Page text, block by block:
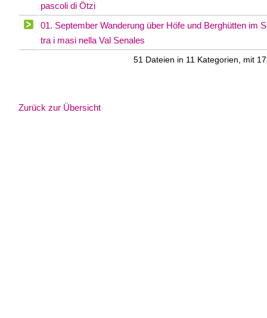
pascoli di Ötzi
01. September Wanderung über Höfe und Berghütten im
tra i masi nella Val Senales
51 Dateien in 11 Kategorien, mit
Zurück zur Übersicht